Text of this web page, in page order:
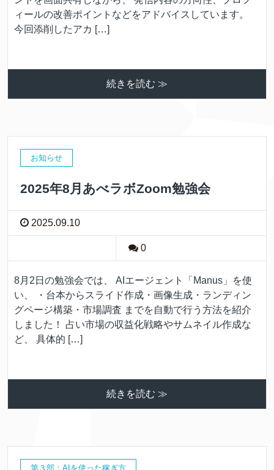
ィールの改善ポイントなどをアドバイスしています。
今回添削したアカ […]
続きを読む ≫
お知らせ
2025年8月あべラボZoom勉強会
2025.09.10
0
8月2日の勉強会では、 AIエージェント「Manus」を使
い、 ・台本からスライド作成・画像生成・ランディン
グページ構築・市場調査 までを自動で行う方法を紹介
しました！ 占い市場の収益化戦略やサムネイル作成な
ど、 具体的 […]
続きを読む ≫
第３部：AIを使った稼ぎ方